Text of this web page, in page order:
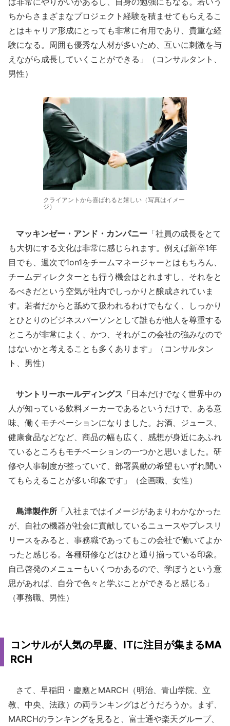
ちからさまざまなプロジェクト経験を積ませてもらえるこ
とはキャリア形成にとっても非常に有用であり、貴重な経
験になる。周囲も優秀な人材が多いため、互いに刺激を与
えながら成長していくことができる」（コンサルタント、
男性）
クライアントから喜ばれると嬉しい（写真はイメー
ジ）
マッキンゼー・アンド・カンパニー 「社員の成長をとて
も大切にする文化は非常に感じられます。例えば新卒1年
目でも、週次で1on1をチームマネージャーとはもちろん、
チームディレクターとも行う機会はとれますし、それをと
るべきだという空気が社内でしっかりと醸成されていま
す。若者だからと舐めて扱われるわけでもなく、しっかり
とひとりのビジネスパーソンとして誰もが他人を尊重する
ところが非常によく、かつ、それがこの会社の強みなので
はないかと考えることも多くあります」（コンサルタン
ト、男性）
サントリーホールディングス 「日本だけでなく世界中の
人が知っている飲料メーカーであるというだけで、ある意
味、働くモチベーションになりました。お酒、ジュース、
健康食品などなど、商品の幅も広く、感想が身近にあふれ
ているところもモチベーションの一つかと思いました。研
修や人事制度が整っていて、部署異動の希望もいずれ聞い
てもらえることが多い印象です」（企画職、女性）
島津製作所 「入社まではイメージがあまりわかなかった
が、自社の機器が社会に貢献しているニュースやプレスリ
リースをみると、事務職であってもこの会社で働いてよか
ったと感じる。各種研修などはひと通り揃っている印象。
自己啓発のメニューもいくつかあるので、学ぼうという意
思があれば、自分で色々と学ぶことができると感じる」
（事務職、男性）
コンサルが人気の早慶、ITに注目が集まるMA
RCH
さて、早稲田・慶應とMARCH（明治、青山学院、立
教、中央、法政）の両ランキングはどうだろうか。まず、
MARCHのランキングを見ると、富士通や楽天グループ、